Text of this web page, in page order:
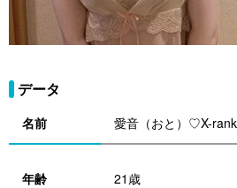
データ
名前 愛音（おと）♡X-rank
年齢 21歳